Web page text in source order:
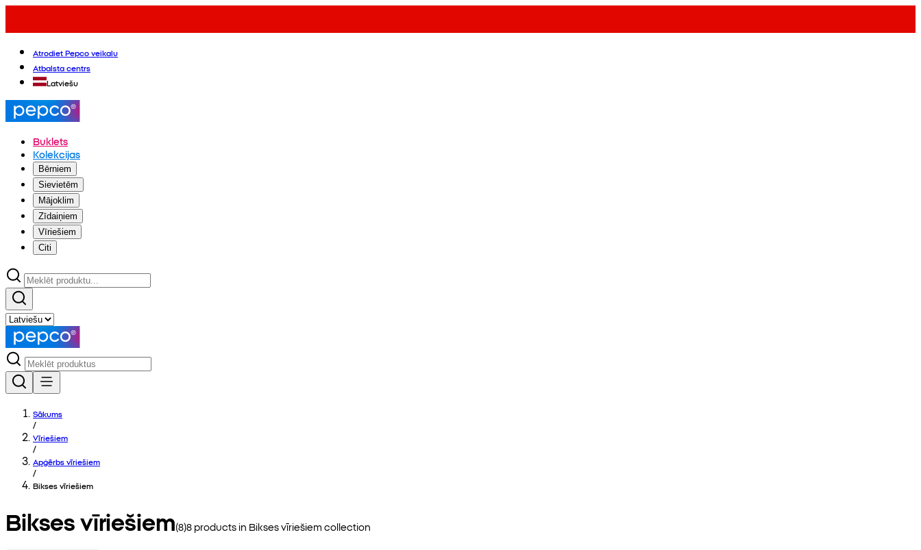
Atrodiet Pepco veikalu
Atbalsta centrs
Latviešu
Buklets
Kolekcijas
Bērniem
Sievietēm
Mājoklim
Zīdaiņiem
Vīriešiem
Citi
Sākums
/
Vīriešiem
/
Apģērbs vīriešiem
/
Bikses vīriešiem
Bikses vīriešiem(8)8 products in Bikses vīriešiem collection